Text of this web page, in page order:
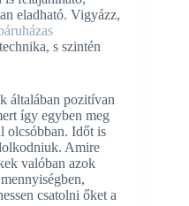
eladható. Vigyázz,
s szintén
általában pozitívan
így egyben meg
olcsóbban. Időt is
Amire
valóban azok
csatolni őket a